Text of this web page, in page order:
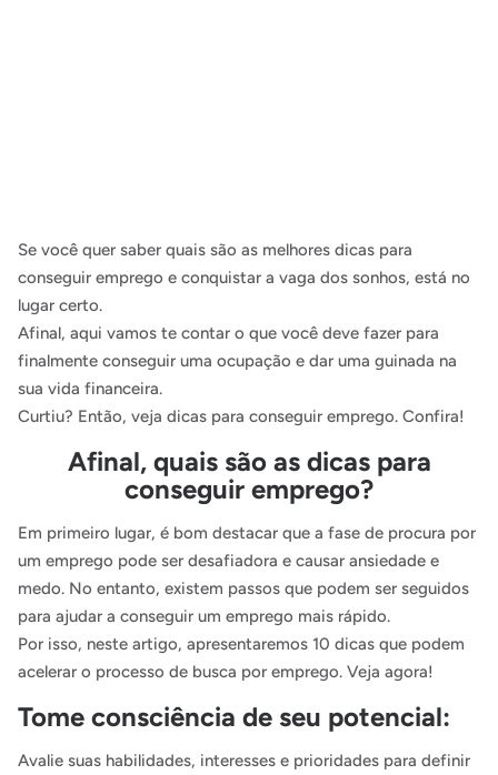
Se você quer saber quais são as melhores dicas para
conseguir emprego e conquistar a vaga dos sonhos, está no
lugar certo.
Afinal, aqui vamos te contar o que você deve fazer para
finalmente conseguir uma ocupação e dar uma guinada na
sua vida financeira.
Curtiu? Então, veja dicas para conseguir emprego. Confira!
Afinal, quais são as dicas para
conseguir emprego?
Em primeiro lugar, é bom destacar que a fase de procura por
um emprego pode ser desafiadora e causar ansiedade e
medo. No entanto, existem passos que podem ser seguidos
para ajudar a conseguir um emprego mais rápido.
Por isso, neste artigo, apresentaremos 10 dicas que podem
acelerar o processo de busca por emprego. Veja agora!
Tome consciência de seu potencial:
Avalie suas habilidades, interesses e prioridades para definir